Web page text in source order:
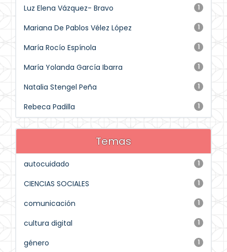
1
Luz Elena Vázquez- Bravo
1
Mariana De Pablos Vélez López
1
María Rocío Espínola
1
María Yolanda García Ibarra
1
Natalia Stengel Peña
1
Rebeca Padilla
Temas
1
autocuidado
1
CIENCIAS SOCIALES
1
comunicación
1
cultura digital
1
género